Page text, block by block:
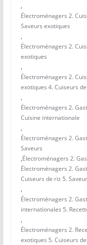
,
Électroménagers 2.
Saveurs exotiques
,
Électroménagers 2.
exotiques
,
Électroménagers 2.
exotiques 4. Cuiseurs
,
Électroménagers 2.
Cuisine internationale
,
Électroménagers 2.
Saveurs
,Électroménagers 2.
Électroménagers 2.
Cuiseurs de riz 5.
,
Électroménagers 2.
internationales 5.
,
Électroménagers 2.
exotiques 5. Cuiseurs